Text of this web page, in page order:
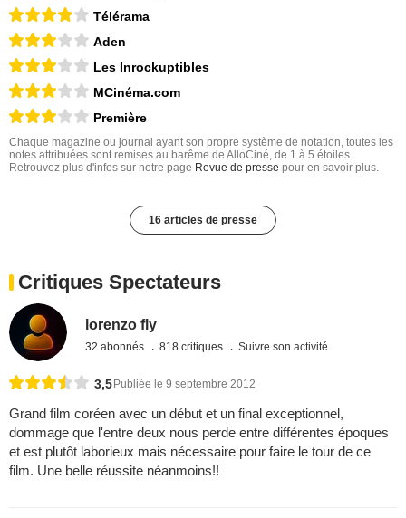
Télérama
Aden
Les Inrockuptibles
MCinéma.com
Première
Chaque magazine ou journal ayant son propre système de notation, toutes les
notes attribuées sont remises au barême de AlloCiné, de 1 à 5 étoiles.
Retrouvez plus d'infos sur notre page Revue de presse pour en savoir plus.
16 articles de presse
Critiques Spectateurs
lorenzo fly
32 abonnés 818 critiques Suivre son activité
3,5 Publiée le 9 septembre 2012
Grand film coréen avec un début et un final exceptionnel,
dommage que l'entre deux nous perde entre différentes époques
et est plutôt laborieux mais nécessaire pour faire le tour de ce
film. Une belle réussite néanmoins!!